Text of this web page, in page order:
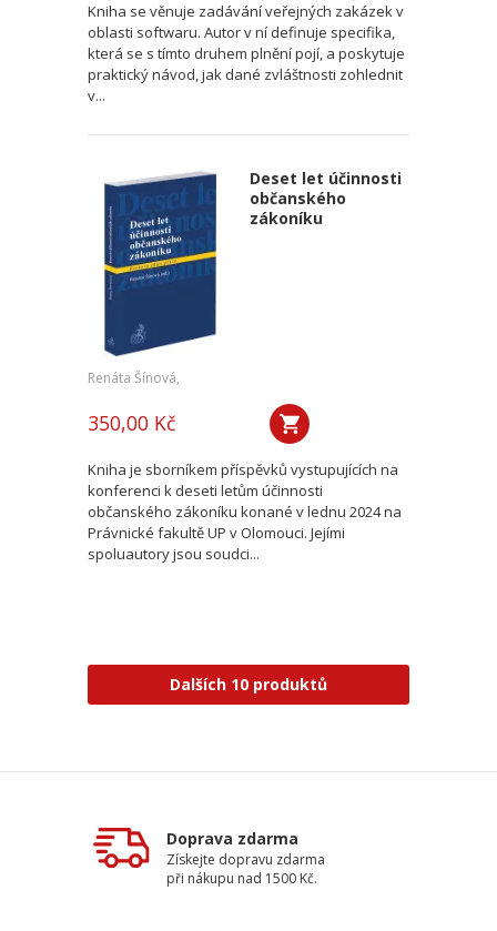
Kniha se věnuje zadávání veřejných zakázek v
oblasti softwaru. Autor v ní definuje specifika,
která se s tímto druhem plnění pojí, a poskytuje
praktický návod, jak dané zvláštnosti zohlednit
v...
Deset let účinnosti
občanského
zákoníku
Renáta Šínová,
350,00 Kč
Kniha je sborníkem příspěvků vystupujících na
konferenci k deseti letům účinnosti
občanského zákoníku konané v lednu 2024 na
Právnické fakultě UP v Olomouci. Jejími
spoluautory jsou soudci...
Dalších 10 produktů
Doprava zdarma
Získejte dopravu zdarma
při nákupu nad 1500 Kč.